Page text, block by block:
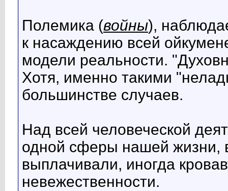
Полемика (войны),
к насаждению всей
модели реальности.
Хотя, именно такими
большинстве случаев.
Над всей человеческой
одной сферы нашей жизни,
выплачивали, иногда
невежественности.